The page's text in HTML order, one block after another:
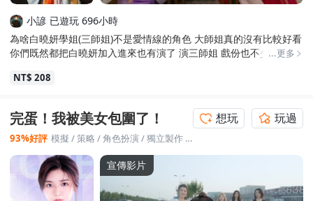
小諺 已遊玩 696小時
為啥白曉妍學姐(三師姐)不是愛情線的角色 大師姐真的沒有比較好看
你們既然都把白曉妍加入進來也有演了 演三師姐 戲份也不少 但卻沒
將是必成仙之人 所以呢 後續呢 到底有什麼祕密 結果都沒有說啊 所
...更多
NT$ 208
完蛋！我被美女包圍了！
93%好評 模擬 /策略 /角色扮演/獨立製作 冒險
想玩 玩過
宣傳影片